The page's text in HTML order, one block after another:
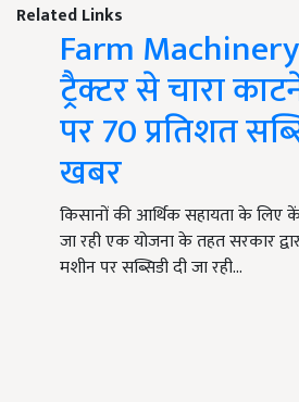
Related Links
Farm
ट्रैक्टर से चारा
पर 70 प्रतिशत
खबर
किसानों की आर्थिक सहायता के लिए
जा रही एक योजना के तहत सरकार
मशीन पर सब्सिडी दी जा रही…